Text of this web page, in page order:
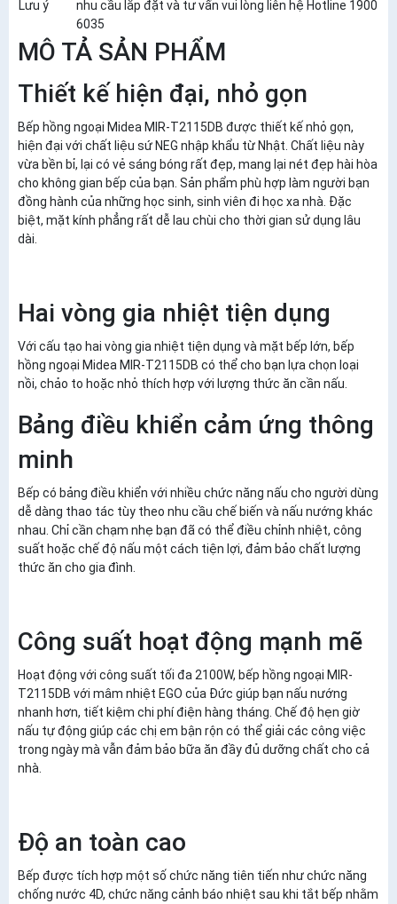
Lưu ý
nhu cầu lắp đặt và tư vấn vui lòng liên hệ Hotline 1900
6035
MÔ TẢ SẢN PHẨM
Thiết kế hiện đại, nhỏ gọn
Bếp hồng ngoại Midea MIR-T2115DB được thiết kế nhỏ gọn,
hiện đại với chất liệu sứ NEG nhập khẩu từ Nhật. Chất liệu này
vừa bền bỉ, lại có vẻ sáng bóng rất đẹp, mang lại nét đẹp hài hòa
cho không gian bếp của bạn. Sản phẩm phù hợp làm người bạn
đồng hành của những học sinh, sinh viên đi học xa nhà. Đặc
biệt, mặt kính phẳng rất dễ lau chùi cho thời gian sử dụng lâu
dài.
Hai vòng gia nhiệt tiện dụng
Với cấu tạo hai vòng gia nhiệt tiện dụng và mặt bếp lớn, bếp
hồng ngoại Midea MIR-T2115DB có thể cho bạn lựa chọn loại
nồi, chảo to hoặc nhỏ thích hợp với lượng thức ăn cần nấu.
Bảng điều khiển cảm ứng thông
minh
Bếp có bảng điều khiển với nhiều chức năng nấu cho người dùng
dễ dàng thao tác tùy theo nhu cầu chế biến và nấu nướng khác
nhau. Chỉ cần chạm nhẹ bạn đã có thể điều chỉnh nhiệt, công
suất hoặc chế độ nấu một cách tiện lợi, đảm bảo chất lượng
thức ăn cho gia đình.
Công suất hoạt động mạnh mẽ
Hoạt động với công suất tối đa 2100W, bếp hồng ngoại MIR-
T2115DB với mâm nhiệt EGO của Đức giúp bạn nấu nướng
nhanh hơn, tiết kiệm chi phí điện hàng tháng. Chế độ hẹn giờ
nấu tự động giúp các chị em bận rộn có thể giải các công việc
trong ngày mà vẫn đảm bảo bữa ăn đầy đủ dưỡng chất cho cả
nhà.
Độ an toàn cao
Bếp được tích hợp một số chức năng tiên tiến như chức năng
chống nước 4D, chức năng cảnh báo nhiệt sau khi tắt bếp nhằm